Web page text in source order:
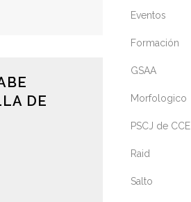
DE
Eventos
Formación
GSAA
Morfologico
PSCJ de CCE
Raid
Salto